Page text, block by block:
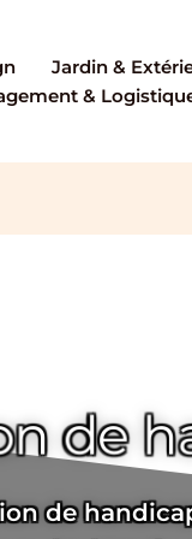
Jardin &
&
de
de